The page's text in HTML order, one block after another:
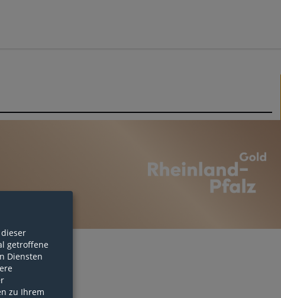
getroffene
Diensten
zu Ihrem